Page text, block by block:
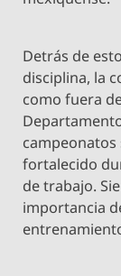
Detrás de
disciplina, la
como fuera
fortalecido
de trabajo.
importancia